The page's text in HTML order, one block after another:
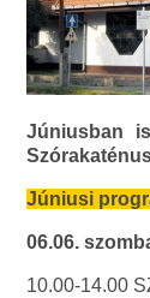
Júniusban
Júniusi
06.06.
10.00-14.00